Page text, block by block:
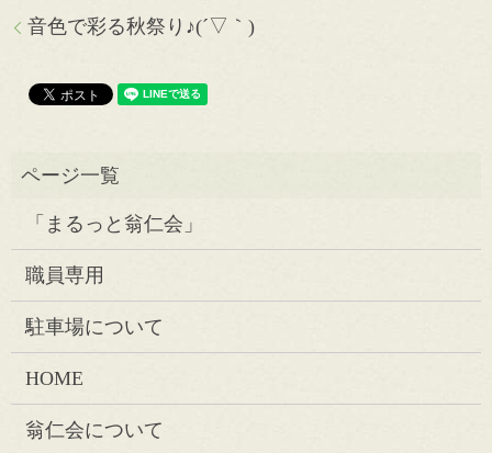
音色で彩る秋祭り♪(´▽｀)
「まるっと翁仁会」
職員専用
駐車場について
HOME
翁仁会について